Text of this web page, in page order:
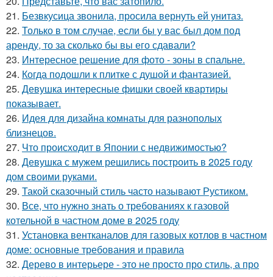
21. Безвкусица звонила, просила вернуть ей унитаз.
22. Только в том случае, если бы у вас был дом под
аренду, то за сколько бы вы его сдавали?
23. Интересное решение для фото - зоны в спальне.
24. Когда подошли к плитке с душой и фантазией.
25. Девушка интересные фишки своей квартиры
показывает.
26. Идея для дизайна комнаты для разнополых
близнецов.
27. Что происходит в Японии с недвижимостью?
28. Девушка с мужем решились построить в 2025 году
дом своими руками.
29. Такой сказочный стиль часто называют Рустиком.
30. Все, что нужно знать о требованиях к газовой
котельной в частном доме в 2025 году
31. Установка вентканалов для газовых котлов в частном
доме: основные требования и правила
32. Дерево в интерьере - это не просто про стиль, а про